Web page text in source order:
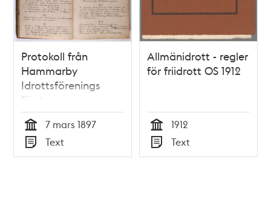
Protokoll från
Hammarby
Idrottsförenings
första
sammanträde 7
mars 1897
Tid
7 mars 1897
Typ
Text
Allmänidrott - regler
för friidrott OS 1912
Tid
1912
Typ
Text